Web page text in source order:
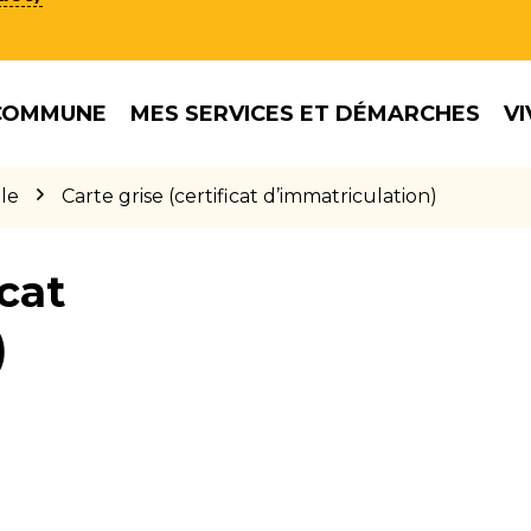
MES SERVICES ET DÉMARCHES
Carte grise (certificat d’immatriculation)